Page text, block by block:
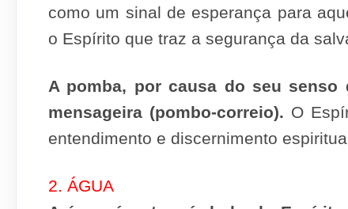
como um sinal de esperança para
o Espírito que traz a segurança da
A pomba, por causa do seu
mensageira (pombo-correio). O
entendimento e discernimento
2. ÁGUA